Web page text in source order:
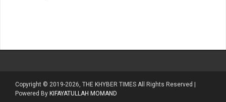
Copyright © 2019-2026, THE KHYBER TIMES All Rights Reserved |
Powered By KIFAYATULLAH MOMAND